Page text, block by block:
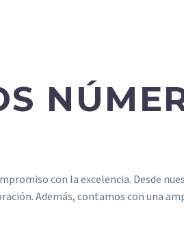
con la excelencia. Desde
Además, contamos con una